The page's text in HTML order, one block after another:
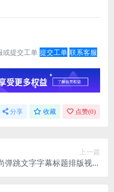
或提交工单 提交工单 联系客服
分享 收藏 点赞(0)
上一篇
弹跳文字字幕标题排版视频